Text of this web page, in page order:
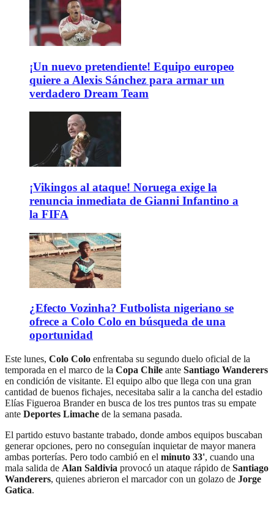
¡Un nuevo pretendiente! Equipo europeo
quiere a Alexis Sánchez para armar un
verdadero Dream Team
¡Vikingos al ataque! Noruega exige la
renuncia inmediata de Gianni Infantino a
la FIFA
¿Efecto Vozinha? Futbolista nigeriano se
ofrece a Colo Colo en búsqueda de una
oportunidad
Este lunes, Colo Colo enfrentaba su segundo duelo oficial de la
temporada en el marco de la Copa Chile ante Santiago Wanderers
en condición de visitante. El equipo albo que llega con una gran
cantidad de buenos fichajes, necesitaba salir a la cancha del estadio
Elías Figueroa Brander en busca de los tres puntos tras su empate
ante Deportes Limache de la semana pasada.
El partido estuvo bastante trabado, donde ambos equipos buscaban
generar opciones, pero no conseguían inquietar de mayor manera
ambas porterías. Pero todo cambió en el minuto 33', cuando una
mala salida de Alan Saldivia provocó un ataque rápido de Santiago
Wanderers, quienes abrieron el marcador con un golazo de Jorge
Gatica.